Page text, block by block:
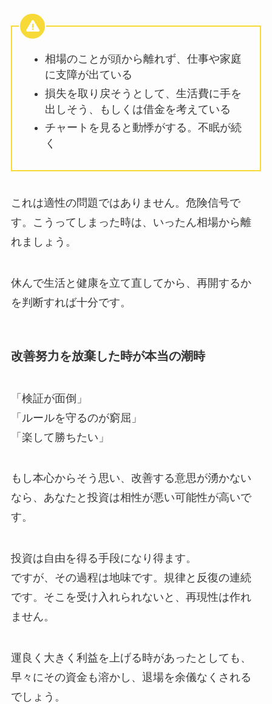
相場のことが頭から離れず、仕事や家庭
に支障が出ている
損失を取り戻そうとして、生活費に手を
出しそう、もしくは借金を考えている
チャートを見ると動悸がする。不眠が続
く
これは適性の問題ではありません。危険信号で
す。
こうってしまった時は、いったん相場から離
れましょう。
休んで生活と健康を立て直してから、再開するか
を判断すれば十分です。
改善努力を放棄した時が本当の潮時
「検証が面倒」
「ルールを守るのが窮屈」
「楽して勝ちたい」
もし本心からそう思い、改善する意思が湧かない
なら、 あなたと投資は相性が悪い可能性が高いで
す。
投資は自由を得る手段になり得ます。
ですが、その過程は地味です。規律と反復の連続
です。 そこを受け入れられないと、再現性は作れ
ません。
運良く大きく利益を上げる時があったとしても、
早々にその資金も溶かし、退場を余儀なくされる
でしょう。